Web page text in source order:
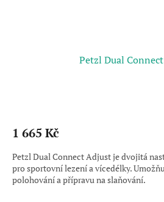
Petzl Dual
1 665 Kč
Petzl Dual Connect Adjust je dvojitá
pro sportovní lezení a vícedélky.
polohování a přípravu na slaňování.